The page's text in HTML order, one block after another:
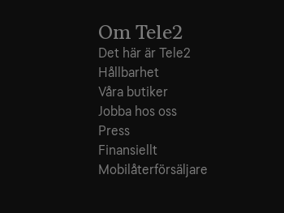
Om Tele2
Det här är Tele2
Hållbarhet
Våra butiker
Jobba hos oss
Press
Finansiellt
Mobilåterförsäljare